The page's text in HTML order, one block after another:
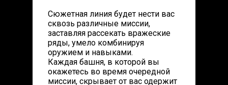
Сюжетная линия будет нести вас
сквозь различные миссии,
заставляя рассекать вражеские
ряды, умело комбинируя
оружием и навыками.
Каждая башня, в которой вы
окажетесь во время очередной
миссии, скрывает от вас одержит